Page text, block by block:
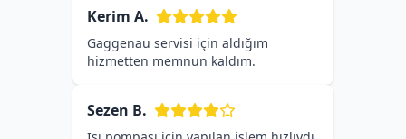
Kerim A.
Gaggenau servisi için aldığım
hizmetten memnun kaldım.
Sezen B.